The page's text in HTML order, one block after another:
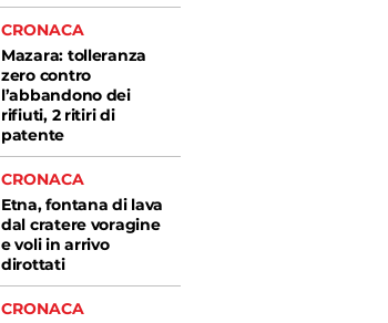
CRONACA
Mazara: tolleranza
zero contro
l’abbandono dei
rifiuti, 2 ritiri di
patente
CRONACA
Etna, fontana di lava
dal cratere voragine
e voli in arrivo
dirottati
CRONACA